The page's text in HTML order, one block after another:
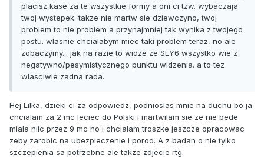
placisz kase za te wszystkie formy a oni ci tzw. wybaczaja
twoj wystepek. takze nie martw sie dziewczyno, twoj
problem to nie problem a przynajmniej tak wynika z twojego
postu. wlasnie chcialabym miec taki problem teraz, no ale
zobaczymy... jak na razie to widze ze SLY6 wszystko wie z
negatywno/pesymistycznego punktu widzenia. a to tez
wlasciwie zadna rada.
Hej Lilka, dzieki ci za odpowiedz, podnioslas mnie na duchu bo ja
chcialam za 2 mc leciec do Polski i martwilam sie ze nie bede
miala niic przez 9 mc no i chcialam troszke jeszcze opracowac
zeby zarobic na ubezpieczenie i porod. A z badan o nie tylko
szczepienia sa potrzebne ale takze zdjecie rtg.